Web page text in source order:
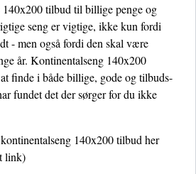
tilbud til billige penge og
seng er vigtige, ikke kun fordi
- men også fordi den skal være
år. Kontinentalseng 140x200
finde i både billige, gode og tilbuds-
fundet det der sørger for du ikke
140x200 tilbud her
link)